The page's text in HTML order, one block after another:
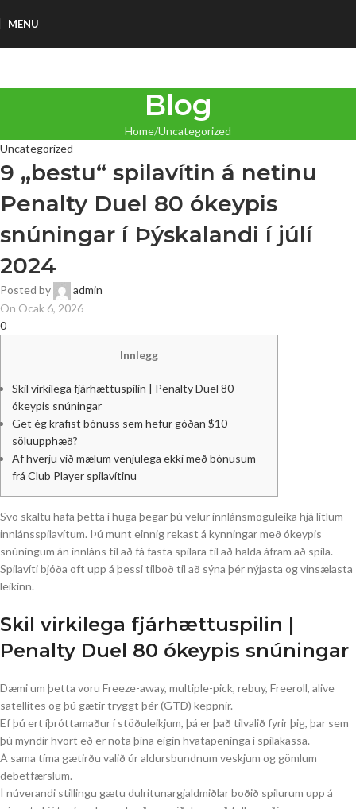
MENU
Blog
Home Uncategorized
Uncategorized
9 „bestu“ spilavítin á netinu
Penalty Duel 80 ókeypis
snúningar í Þýskalandi í júlí
2024
Posted by
admin
On Ocak 6, 2026
0
Innlegg
Skil virkilega fjárhættuspilin | Penalty Duel 80
ókeypis snúningar
Get ég krafist bónuss sem hefur góðan $10
söluupphæð?
Af hverju við mælum venjulega ekki með bónusum
frá Club Player spilavítinu
Svo skaltu hafa þetta í huga þegar þú velur innlánsmöguleika hjá litlum
innlánsspilavítum. Þú munt einnig rekast á kynningar með ókeypis
snúningum án innláns til að fá fasta spilara til að halda áfram að spila.
Spilavíti bjóða oft upp á þessi tilboð til að sýna þér nýjasta og vinsælasta
leikinn.
Skil virkilega fjárhættuspilin |
Penalty Duel 80 ókeypis snúningar
Dæmi um þetta voru Freeze-away, multiple-pick, rebuy, Freeroll, alive
satellites og þú gætir tryggt þér (GTD) keppnir.
Ef þú ert íþróttamaður í stöðuleikjum, þá er það tilvalið fyrir þig, þar sem
þú myndir hvort eð er nota þína eigin hvatapeninga í spilakassa.
Á sama tíma gætirðu valið úr aldursbundnum veskjum og gömlum
debetfærslum.
Í núverandi stillingu gætu dulritunargjaldmiðlar boðið spilurum upp á